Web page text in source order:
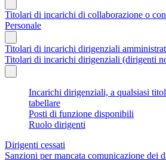
Titolari di incarichi di collaborazione o
Personale
Titolari di incarichi dirigenziali
Titolari di incarichi dirigenziali (dirigenti
Incarichi dirigenziali, a qualsiasi
tabellare
Posti di funzione disponibili
Ruolo dirigenti
Dirigenti cessati
Sanzioni per mancata comunicazione dei